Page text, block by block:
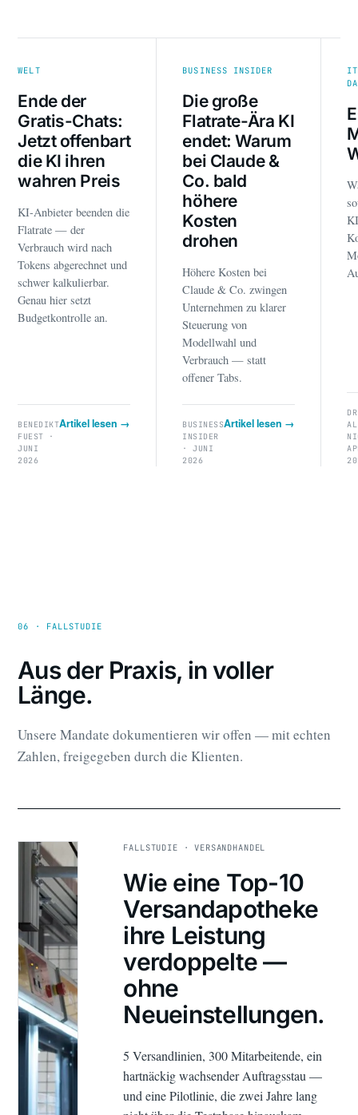
WELT
Ende der
Gratis-Chats:
Jetzt offenbart
die KI ihren
wahren Preis
KI-Anbieter beenden die
Flatrate — der
Verbrauch wird nach
Tokens abgerechnet und
schwer kalkulierbar.
Genau hier setzt
Budgetkontrolle an.
BENEDIKT
FUEST ·
JUNI
2026
Artikel lesen →
BUSINESS INSIDER
Die große
Flatrate-Ära KI
endet: Warum
bei Claude &
Co. bald
höhere
Kosten
drohen
Höhere Kosten bei
Claude & Co. zwingen
Unternehmen zu klarer
Steuerung von
Modellwahl und
Verbrauch — statt
offener Tabs.
BUSINESS
INSIDER
· JUNI
2026
Artikel lesen →
06 · FALLSTUDIE
Aus der Praxis, in voller
Länge.
Unsere Mandate dokumentieren wir offen — mit echten
Zahlen, freigegeben durch die Klienten.
FALLSTUDIE · VERSANDHANDEL
Wie eine Top-10
Versandapotheke
ihre Leistung
verdoppelte —
ohne
Neueinstellungen.
5 Versandlinien, 300 Mitarbeitende, ein
hartnäckig wachsender Auftragsstau —
und eine Pilotlinie, die zwei Jahre lang